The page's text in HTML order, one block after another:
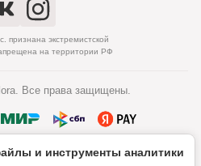
признана экстремистской
на территории РФ
Все права защищены.
и инструменты аналитики